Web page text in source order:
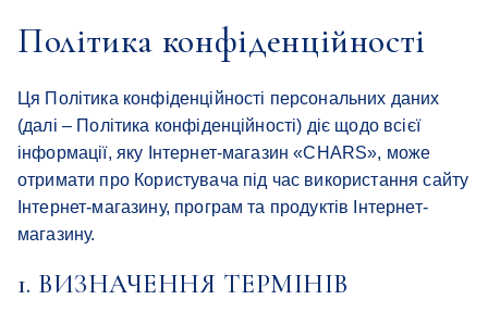
Політика конфіденційності
Ця Політика конфіденційності персональних даних
(далі – Політика конфіденційності) діє щодо всієї
інформації, яку Інтернет-магазин «CHARS», може
отримати про Користувача під час використання сайту
Інтернет-магазину, програм та продуктів Інтернет-
магазину.
1. ВИЗНАЧЕННЯ ТЕРМІНІВ